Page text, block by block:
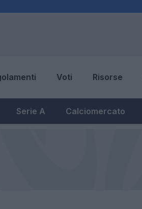
Voti Risorse
Serie A Calciomercato